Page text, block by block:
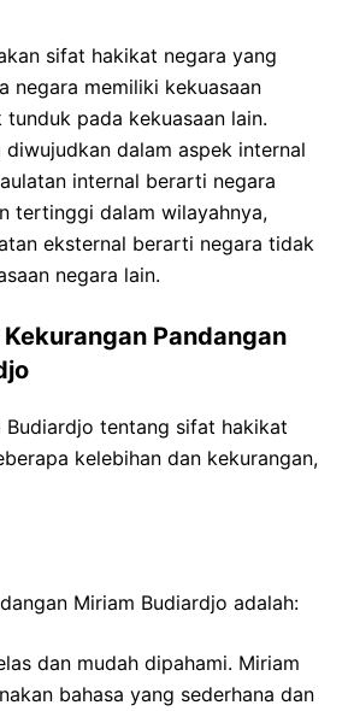
sifat hakikat negara yang
negara memiliki kekuasaan
pada kekuasaan lain.
diwujudkan dalam aspek internal
internal berarti negara
tertinggi dalam wilayahnya,
eksternal berarti negara tidak
negara lain.
Pandangan
Budiardjo tentang sifat hakikat
kelebihan dan kekurangan,
Miriam Budiardjo adalah:
dan mudah dipahami. Miriam
bahasa yang sederhana dan